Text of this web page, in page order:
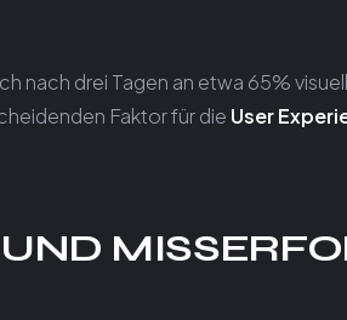
nach drei Tagen an etwa 65%
Faktor für die User